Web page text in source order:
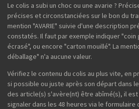
Le colis a subi un choc ou une avarie ?
précises et circonstanciées sur le bon du
mention "AVARIE" suivie d'une description
constatés. Il faut par exemple indiquer "coin
écrasé", ou encore "carton mouillé". La
déballage" n'a aucune valeur.
Vérifiez le contenu du colis au plus vite, en
si possible ou juste après son départ dans
des article(s) s'avère(nt) être abîmé(s), il
signaler dans les 48 heures via le formulaire